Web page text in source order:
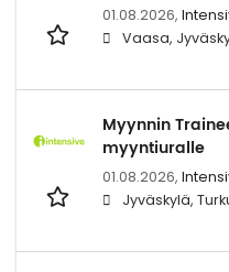
01.08.2026,
Vaasa,
Myynnin
myyntiuralle
01.08.2026,
Jyväskylä,